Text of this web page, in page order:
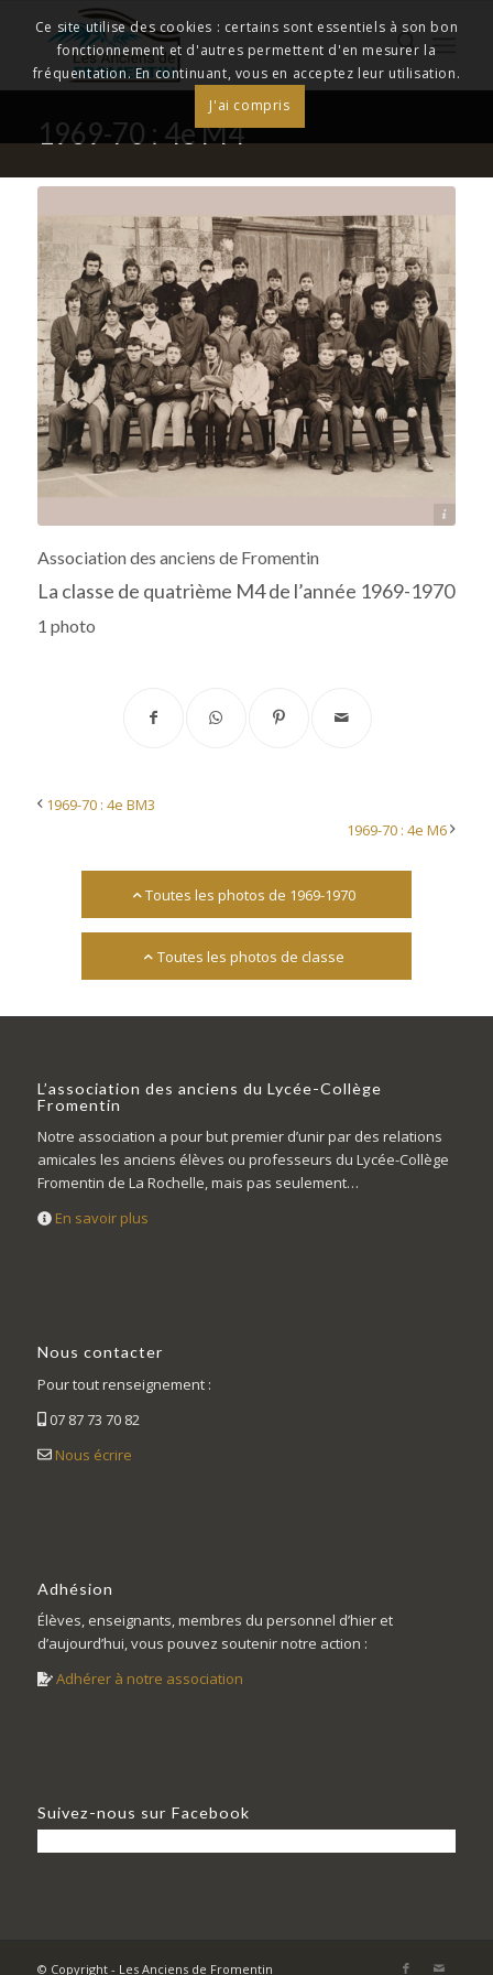
1969-70 : 4e M4
Association des anciens de Fromentin
La classe de quatrième M4 de l’année 1969-1970
1 photo
1969-70 : 4e BM3
1969-70 : 4e M6
Toutes les photos de 1969-1970
Toutes les photos de classe
L’association des anciens du Lycée-Collège
Fromentin
Notre association a pour but premier d’unir par des relations
amicales les anciens élèves ou professeurs du Lycée-Collège
Fromentin de La Rochelle, mais pas seulement…
En savoir plus
Nous contacter
Pour tout renseignement :
07 87 73 70 82
Nous écrire
Adhésion
Élèves, enseignants, membres du personnel d’hier et
d’aujourd’hui, vous pouvez soutenir notre action :
Adhérer à notre association
Suivez-nous sur Facebook
© Copyright - Les Anciens de Fromentin
Ce site utilise des cookies : certains sont essentiels à son bon
fonctionnement et d'autres permettent d'en mesurer la
fréquentation. En continuant, vous en acceptez leur utilisation.
J'ai compris